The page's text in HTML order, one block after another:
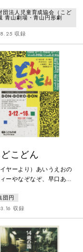
されたさまざまな形式の人
、こどもから大人まで、広
れてきました。この夏休
ドイツ人形劇の第一人者
ッヒ・トロイによるベルリ
劇場が初来日します。国際
高く評価されている珠玉の
団法人児童育成協会（こど
青山劇場・青山円形劇
収録
こどん
イヤーより）あいうえおの
ーやなぞなぞ、早口あそ
らではの言葉あそびの世界
のスライドなどを使っ
く展開します。劇場を出
、みなさんの心に、きっと
でとは違った日本語への感
ばえはじめていることでし
団円
収録